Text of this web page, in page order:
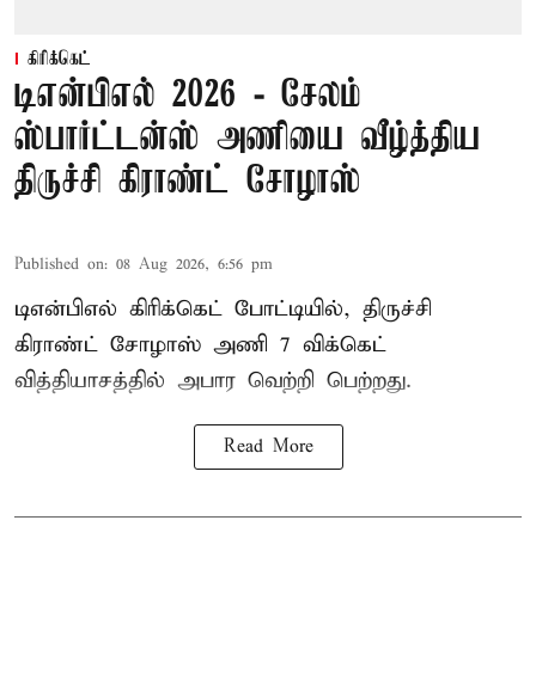
கிரிக்கெட்
டிஎன்பிஎல் 2026 - சேலம்
ஸ்பார்ட்டன்ஸ் அணியை வீழ்த்திய
திருச்சி கிராண்ட் சோழாஸ்
Published on: 08 Aug 2026, 6:56 pm
டிஎன்பிஎல் கிரிக்கெட் போட்டியில், திருச்சி
கிராண்ட் சோழாஸ் அணி 7 விக்கெட்
வித்தியாசத்தில் அபார வெற்றி பெற்றது.
Read More